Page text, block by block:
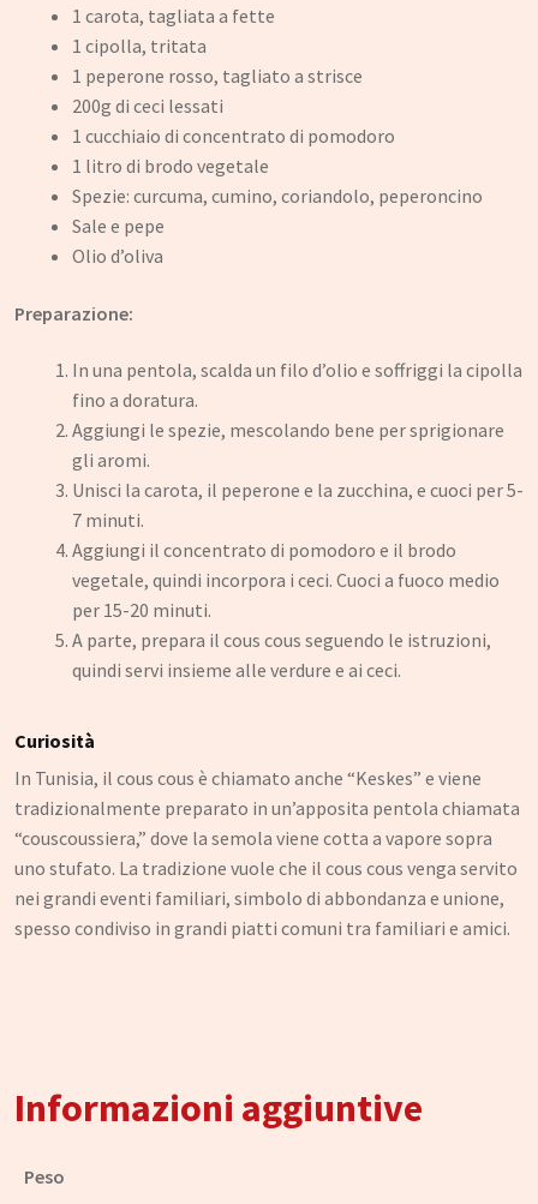
1 carota, tagliata a fette
1 cipolla, tritata
1 peperone rosso, tagliato a strisce
200g di ceci lessati
1 cucchiaio di concentrato di pomodoro
1 litro di brodo vegetale
Spezie: curcuma, cumino, coriandolo, peperoncino
Sale e pepe
Olio d’oliva
Preparazione:
In una pentola, scalda un filo d’olio e soffriggi la cipolla
fino a doratura.
Aggiungi le spezie, mescolando bene per sprigionare
gli aromi.
Unisci la carota, il peperone e la zucchina, e cuoci per 5-
7 minuti.
Aggiungi il concentrato di pomodoro e il brodo
vegetale, quindi incorpora i ceci. Cuoci a fuoco medio
per 15-20 minuti.
A parte, prepara il cous cous seguendo le istruzioni,
quindi servi insieme alle verdure e ai ceci.
Curiosità
In Tunisia, il cous cous è chiamato anche “Keskes” e viene
tradizionalmente preparato in un’apposita pentola chiamata
“couscoussiera,” dove la semola viene cotta a vapore sopra
uno stufato. La tradizione vuole che il cous cous venga servito
nei grandi eventi familiari, simbolo di abbondanza e unione,
spesso condiviso in grandi piatti comuni tra familiari e amici.
Informazioni aggiuntive
Peso